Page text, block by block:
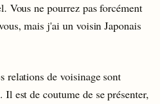
Vous ne pourrez pas forcément
mais j'ai un voisin Japonais
relations de voisinage sont
Il est de coutume de se présenter,